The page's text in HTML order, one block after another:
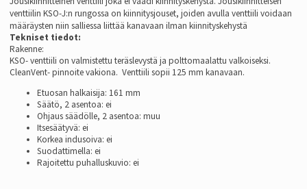
venttiilin KSO-J:n rungossa on kiinnitysjouset, joiden avulla venttiili voidaan
määräysten niin salliessa liittää kanavaan ilman kiinnityskehystä
Tekniset tiedot:
Rakenne:
KSO- venttiili on valmistettu teräslevystä ja polttomaalattu valkoiseksi.
CleanVent- pinnoite vakiona. Venttiili sopii 125 mm kanavaan.
Etuosan halkaisija: 161 mm
Säätö, 2 asentoa: ei
Ohjaus säädölle, 2 asentoa: muu
Itsesäätyvä: ei
Korkea indusoiva: ei
Suodattimella: ei
Rajoitettu puhalluskuvio: ei